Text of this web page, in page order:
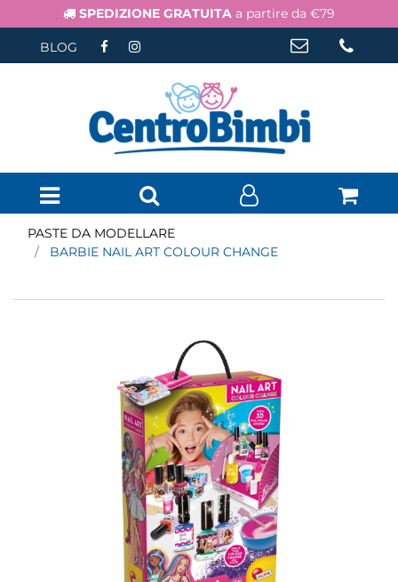
SPEDIZIONE GRATUITA a partire da €79
BLOG
Open menu
PASTE DA MODELLARE
BARBIE NAIL ART COLOUR CHANGE